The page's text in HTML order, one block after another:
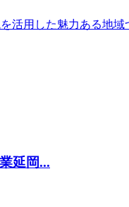
用した魅力ある地
延岡...